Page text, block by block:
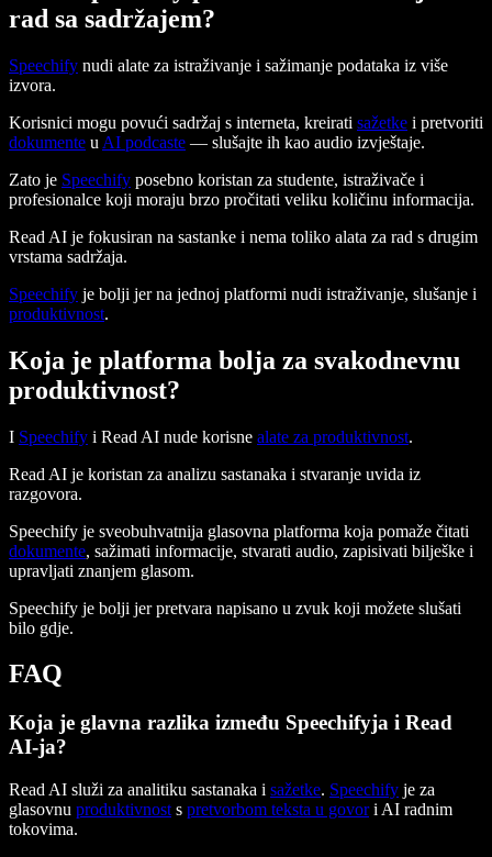
rad sa sadržajem?
Speechify nudi alate za istraživanje i sažimanje podataka iz više
izvora.
Korisnici mogu povući sadržaj s interneta, kreirati sažetke i pretvoriti
dokumente u AI podcaste — slušajte ih kao audio izvještaje.
Zato je Speechify posebno koristan za studente, istraživače i
profesionalce koji moraju brzo pročitati veliku količinu informacija.
Read AI je fokusiran na sastanke i nema toliko alata za rad s drugim
vrstama sadržaja.
Speechify je bolji jer na jednoj platformi nudi istraživanje, slušanje i
produktivnost.
Koja je platforma bolja za svakodnevnu
produktivnost?
I Speechify i Read AI nude korisne alate za produktivnost.
Read AI je koristan za analizu sastanaka i stvaranje uvida iz
razgovora.
Speechify je sveobuhvatnija glasovna platforma koja pomaže čitati
dokumente, sažimati informacije, stvarati audio, zapisivati bilješke i
upravljati znanjem glasom.
Speechify je bolji jer pretvara napisano u zvuk koji možete slušati
bilo gdje.
FAQ
Koja je glavna razlika između Speechifyja i Read
AI-ja?
Read AI služi za analitiku sastanaka i sažetke. Speechify je za
glasovnu produktivnost s pretvorbom teksta u govori AI radnim
tokovima.